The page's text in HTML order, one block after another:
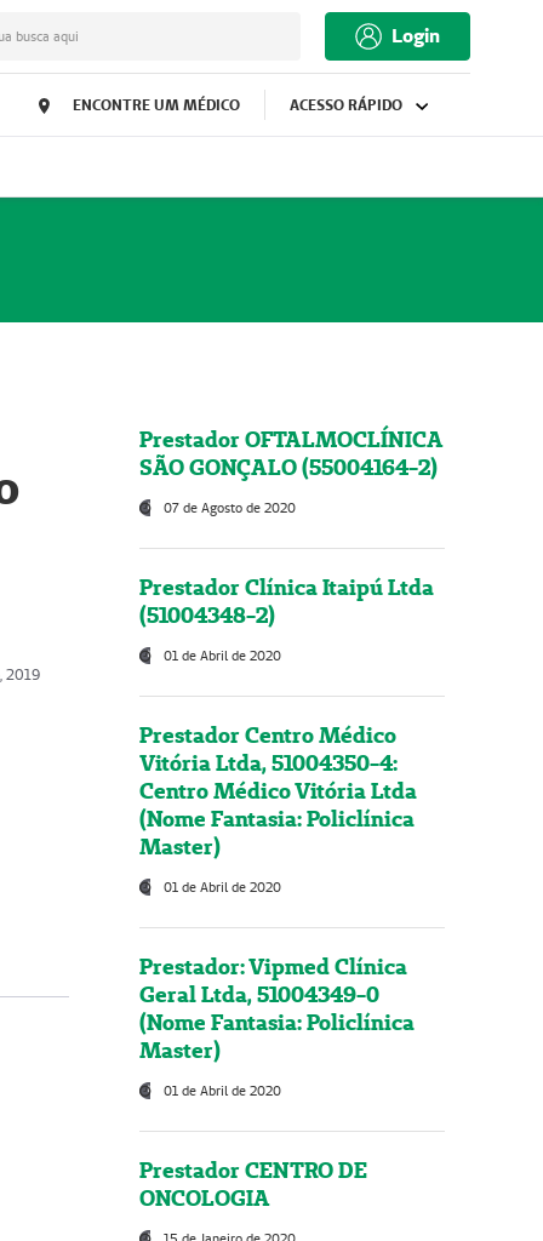
busca aqui Login
ENCONTRE UM MÉDICO ACESSO RÁPIDO
2019
Prestador OFTALMOCLÍNICA
SÃO GONÇALO (55004164-2)
07 de Agosto de 2020
Prestador Clínica Itaipú Ltda
(51004348-2)
01 de Abril de 2020
Prestador Centro Médico
Vitória Ltda, 51004350-4:
Centro Médico Vitória Ltda
(Nome Fantasia: Policlínica
Master)
01 de Abril de 2020
Prestador: Vipmed Clínica
Geral Ltda, 51004349-0
(Nome Fantasia: Policlínica
Master)
01 de Abril de 2020
Prestador CENTRO DE
ONCOLOGIA